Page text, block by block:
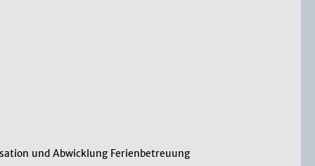
und Abwicklung Ferienbetreuung